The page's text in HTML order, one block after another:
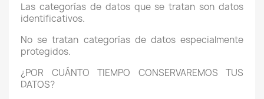
Las categorías de datos que se tratan son datos
identificativos.
No se tratan categorías de datos especialmente
protegidos.
¿POR CUÁNTO TIEMPO CONSERVAREMOS TUS
DATOS?